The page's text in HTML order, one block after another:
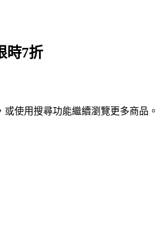
時7折
使用搜尋功能繼續瀏覽更多商品。